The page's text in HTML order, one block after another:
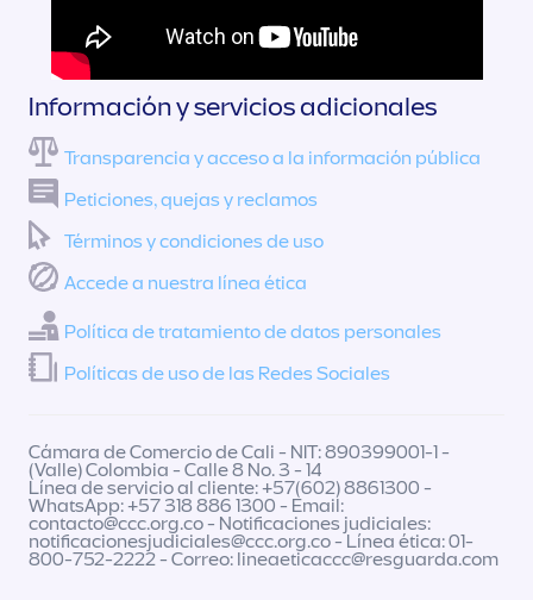
Información y servicios adicionales
Transparencia y acceso a la información pública
Peticiones, quejas y reclamos
Términos y condiciones de uso
Accede a nuestra línea ética
Política de tratamiento de datos personales
Políticas de uso de las Redes Sociales
Cámara de Comercio de Cali - NIT: 890399001-1 -
(Valle) Colombia - Calle 8 No. 3 - 14
Línea de servicio al cliente: +57(602) 8861300 -
WhatsApp: +57 318 886 1300 - Email:
contacto@ccc.org.co- Notificaciones judiciales:
notificacionesjudiciales@ccc.org.co- Línea ética: 01-
800-752-2222 - Correo: lineaeticaccc@resguarda.com